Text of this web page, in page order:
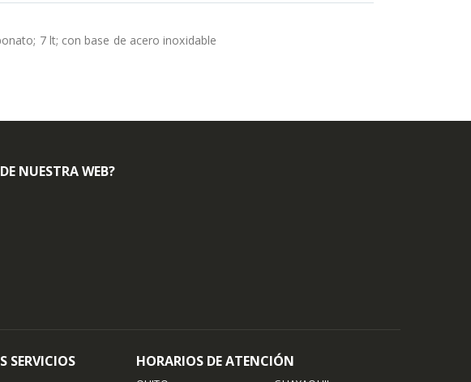
7 lt; con base de acero inoxidable
NUESTRA WEB?
SERVICIOS HORARIOS DE ATENCIÓN